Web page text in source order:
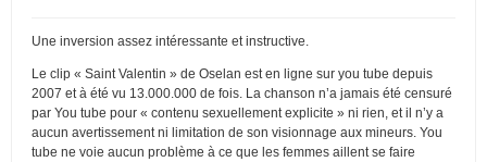
Une inversion assez intéressante et instructive.
Le clip « Saint Valentin » de Oselan est en ligne sur you tube depuis
2007 et à été vu 13.000.000 de fois. La chanson n’a jamais été censuré
par You tube pour « contenu sexuellement explicite » ni rien, et il n’y a
aucun avertissement ni limitation de son visionnage aux mineurs. You
tube ne voie aucun problème à ce que les femmes aillent se faire